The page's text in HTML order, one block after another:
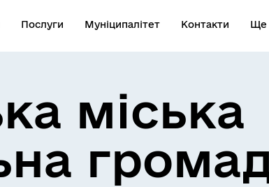
Послуги Муніципалітет Контакти Ще
міська